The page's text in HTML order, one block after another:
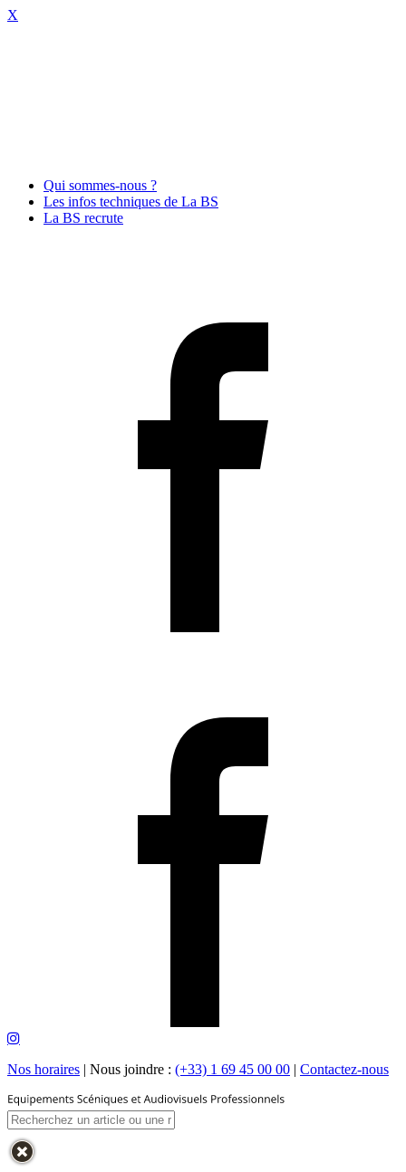
X
Qui sommes-nous ?
Les infos techniques de La BS
La BS recrute
Nos horaires | Nous joindre : (+33) 1 69 45 00 00 | Contactez-nous